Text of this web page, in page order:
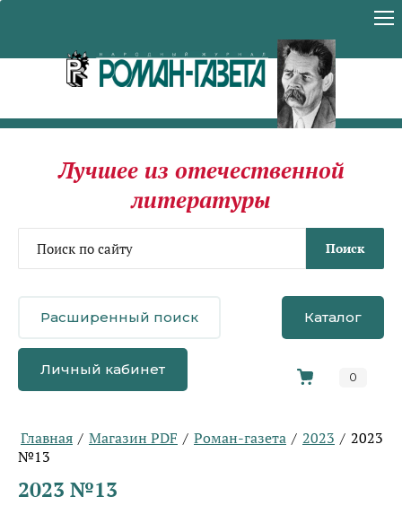
Лучшее из отечественной
литературы
Поиск
Расширенный поиск Каталог
Личный кабинет 0
Главная / Магазин PDF / Роман-газета / 2023 / 2023
№13
2023 №13